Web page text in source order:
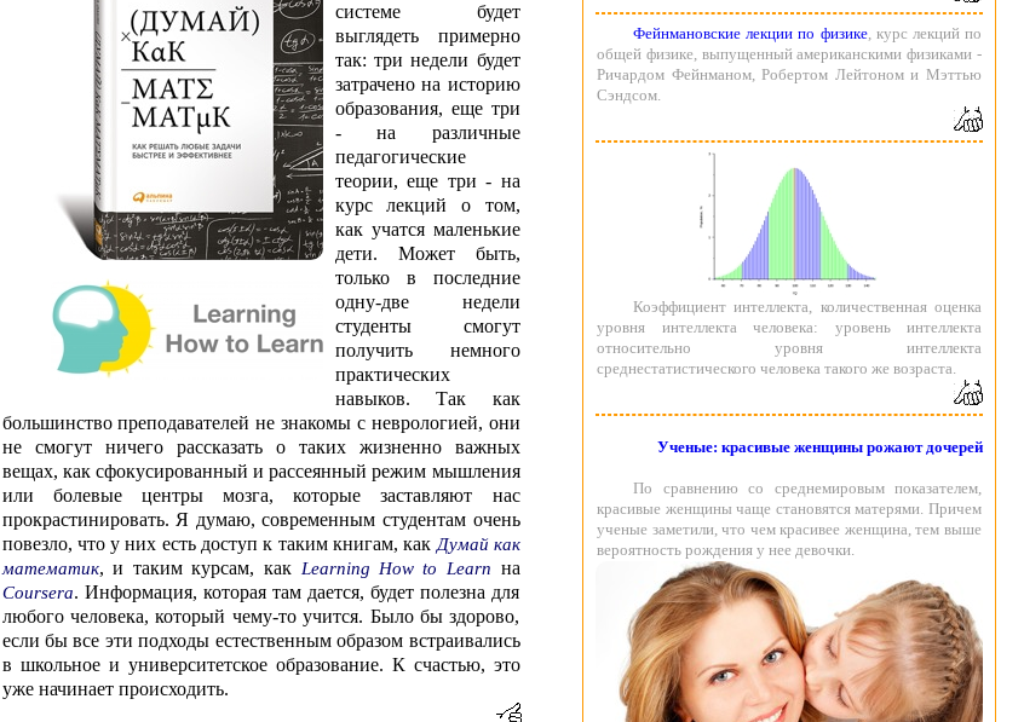
системе будет
выглядеть примерно
так: три недели будет
затрачено на историю
образования, еще три
- на различные
педагогические
теории, еще три - на
курс лекций о том,
как учатся маленькие
дети. Может быть,
только в последние
одну-две недели
студенты смогут
получить немного
практических
навыков. Так как
большинство преподавателей не знакомы с неврологией, они
не смогут ничего рассказать о таких жизненно важных
вещах, как сфокусированный и рассеянный режим мышления
или болевые центры мозга, которые заставляют нас
прокрастинировать. Я думаю, современным студентам очень
повезло, что у них есть доступ к таким книгам, как Думай как
математик, и таким курсам, как Learning How to Learn на
Coursera. Информация, которая там дается, будет полезна для
любого человека, который чему-то учится. Было бы здорово,
если бы все эти подходы естественным образом встраивались
в школьное и университетское образование. К счастью, это
уже начинает происходить.
Фейнмановские лекции по физике, курс лекций по
общей физике, выпущенный американскими физиками -
Ричардом Фейнманом, Робертом Лейтоном и Мэттью
Сэндсом.
Коэффициент интеллекта, количественная оценка
уровня интеллекта человека: уровень интеллекта
относительно уровня интеллекта
среднестатистического человека такого же возраста.
Ученые: красивые женщины рожают дочерей
По сравнению со среднемировым показателем,
красивые женщины чаще становятся матерями. Причем
ученые заметили, что чем красивее женщина, тем выше
вероятность рождения у нее девочки.